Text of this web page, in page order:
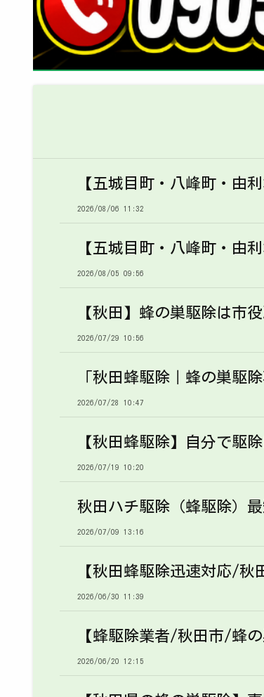
【五城目町・八峰町・由
2026/08/06 11:32
【五城目町・八峰町・由
2026/08/05 09:56
【秋田】蜂の巣駆除は市
2026/07/29 10:56
「秋田蜂駆除｜蜂の巣駆
2026/07/28 10:47
【秋田蜂駆除】自分で駆
2026/07/19 10:20
秋田ハチ駆除（蜂駆除）
2026/07/09 13:16
【秋田蜂駆除迅速対応/秋
2026/06/30 11:39
【蜂駆除業者/秋田市/蜂
2026/06/20 12:15